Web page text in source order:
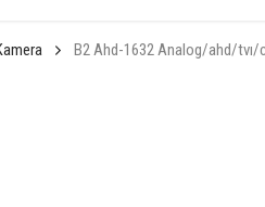
B2 Ahd-1632 Analog/ahd/tvı/